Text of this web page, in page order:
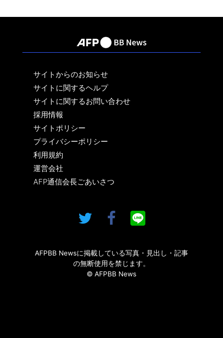
サイトからのお知らせ
サイトに関するヘルプ
サイトに関するお問い合わせ
採用情報
サイトポリシー
プライバシーポリシー
利用規約
運営会社
AFP通信会長ごあいさつ
AFPBB Newsに掲載している写真・見出し・記事
の無断使用を禁じます。
© AFPBB News